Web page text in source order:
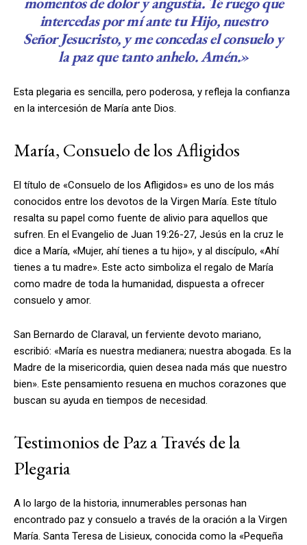
intercedas por mí ante tu Hijo, nuestro
Señor Jesucristo, y me concedas el consuelo y
la paz que tanto anhelo. Amén.»
Esta plegaria es sencilla, pero poderosa, y refleja la confianza
en la intercesión de María ante Dios.
María, Consuelo de los Afligidos
El título de «Consuelo de los Afligidos» es uno de los más
conocidos entre los devotos de la Virgen María. Este título
resalta su papel como fuente de alivio para aquellos que
sufren. En el Evangelio de Juan 19:26-27, Jesús en la cruz le
dice a María, «Mujer, ahí tienes a tu hijo», y al discípulo, «Ahí
tienes a tu madre». Este acto simboliza el regalo de María
como madre de toda la humanidad, dispuesta a ofrecer
consuelo y amor.
San Bernardo de Claraval, un ferviente devoto mariano,
escribió: «María es nuestra medianera; nuestra abogada. Es la
Madre de la misericordia, quien desea nada más que nuestro
bien». Este pensamiento resuena en muchos corazones que
buscan su ayuda en tiempos de necesidad.
Testimonios de Paz a Través de la
Plegaria
A lo largo de la historia, innumerables personas han
encontrado paz y consuelo a través de la oración a la Virgen
María. Santa Teresa de Lisieux, conocida como la «Pequeña